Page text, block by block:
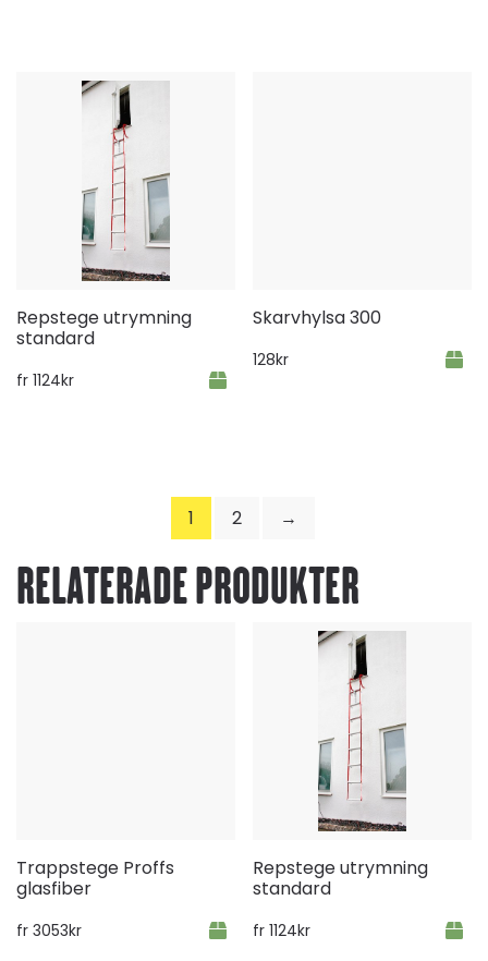
Repstege utrymning
standard
fr 1124kr
Skarvhylsa 300
128kr
1 2 →
RELATERADE PRODUKTER
Trappstege Proffs
glasfiber
fr 3053kr
Repstege utrymning
standard
fr1124kr